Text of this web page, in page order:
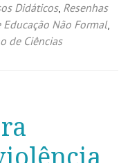
Didáticos, Resenhas
Não Formal,
de Ciências